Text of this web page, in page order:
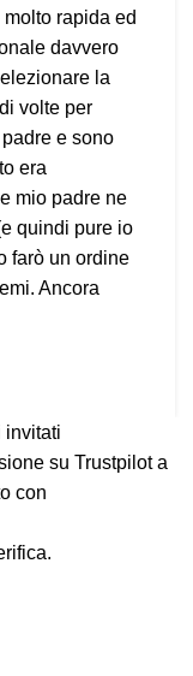
rapida ed
davvero
la
volte per
e sono
era
mio padre ne
quindi pure io
farò un ordine
Ancora
invitati
su Trustpilot a
con